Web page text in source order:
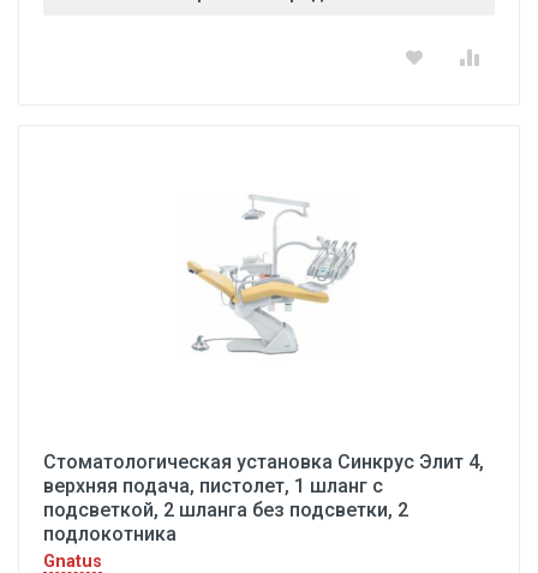
Стоматологическая установка Синкрус Элит 4,
верхняя подача, пистолет, 1 шланг с
подсветкой, 2 шланга без подсветки, 2
подлокотника
Gnatus